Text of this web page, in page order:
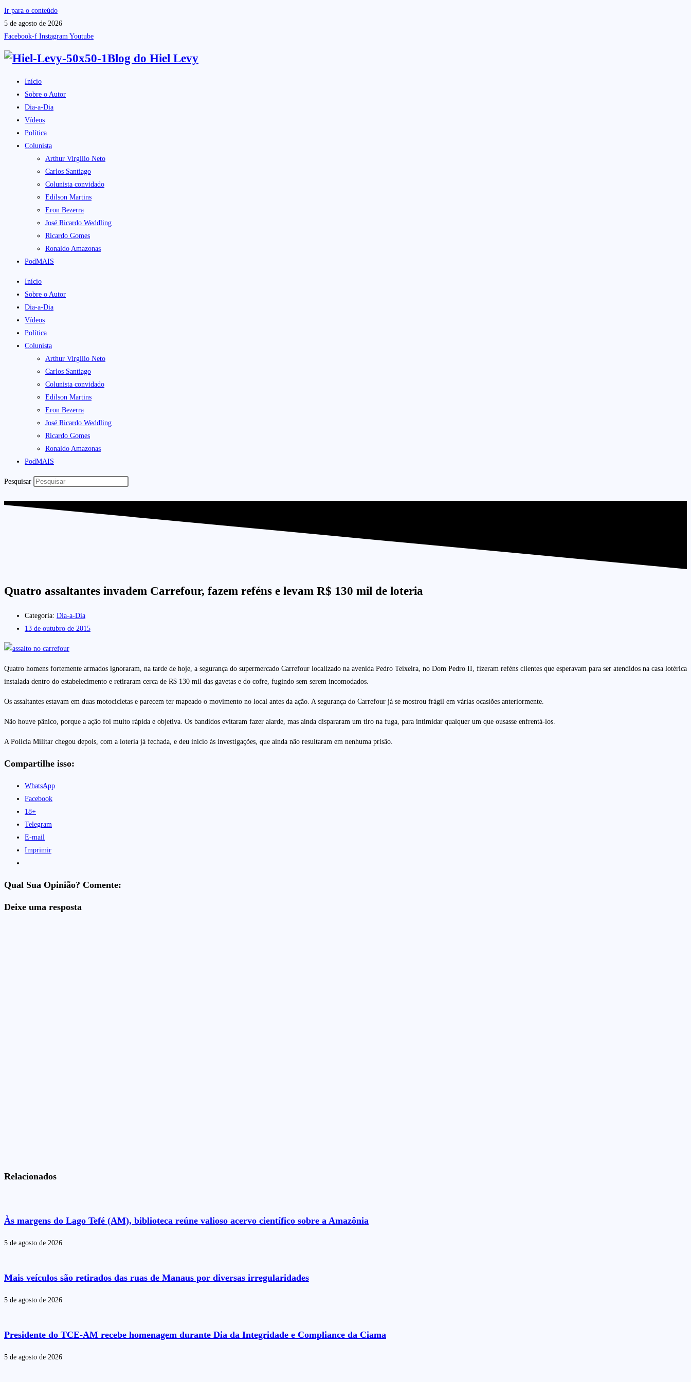
Ir para o conteúdo
5 de agosto de 2026
Facebook-f Instagram Youtube
Blog do Hiel Levy
Início
Sobre o Autor
Dia-a-Dia
Vídeos
Política
Colunista
Arthur Virgílio Neto
Carlos Santiago
Colunista convidado
Edilson Martins
Eron Bezerra
José Ricardo Weddling
Ricardo Gomes
Ronaldo Amazonas
PodMAIS
Início
Sobre o Autor
Dia-a-Dia
Vídeos
Política
Colunista
Arthur Virgílio Neto
Carlos Santiago
Colunista convidado
Edilson Martins
Eron Bezerra
José Ricardo Weddling
Ricardo Gomes
Ronaldo Amazonas
PodMAIS
Pesquisar
Quatro assaltantes invadem Carrefour, fazem reféns e levam R$ 130 mil de loteria
Categoria: Dia-a-Dia
13 de outubro de 2015
Quatro homens fortemente armados ignoraram, na tarde de hoje, a segurança do supermercado Carrefour localizado na avenida Pedro Teixeira, no Dom Pedro II, fizeram reféns clientes que esperavam para ser atendidos na casa lotérica
instalada dentro do estabelecimento e retiraram cerca de R$ 130 mil das gavetas e do cofre, fugindo sem serem incomodados.
Os assaltantes estavam em duas motocicletas e parecem ter mapeado o movimento no local antes da ação. A segurança do Carrefour já se mostrou frágil em várias ocasiões anteriormente.
Não houve pânico, porque a ação foi muito rápida e objetiva. Os bandidos evitaram fazer alarde, mas ainda dispararam um tiro na fuga, para intimidar qualquer um que ousasse enfrentá-los.
A Polícia Militar chegou depois, com a loteria já fechada, e deu início às investigações, que ainda não resultaram em nenhuma prisão.
Compartilhe isso:
WhatsApp
Facebook
18+
Telegram
E-mail
Imprimir
Qual Sua Opinião? Comente:
Deixe uma resposta
Relacionados
Às margens do Lago Tefé (AM), biblioteca reúne valioso acervo científico sobre a Amazônia
5 de agosto de 2026
Mais veículos são retirados das ruas de Manaus por diversas irregularidades
5 de agosto de 2026
Presidente do TCE-AM recebe homenagem durante Dia da Integridade e Compliance da Ciama
5 de agosto de 2026